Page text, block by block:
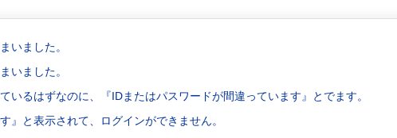
いました。
いました。
いるはずなのに、『IDまたはパスワードが間違っています』とでます。
』と表示されて、ログインができません。